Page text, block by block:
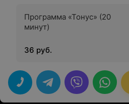
Программа «Тонус» (20
минут)
36 руб.